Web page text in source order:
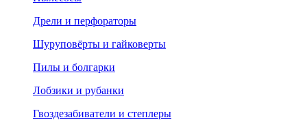
Дрели и перфораторы
Шуруповёрты и гайковерты
Пилы и болгарки
Лобзики и рубанки
Гвоздезабиватели и степлеры